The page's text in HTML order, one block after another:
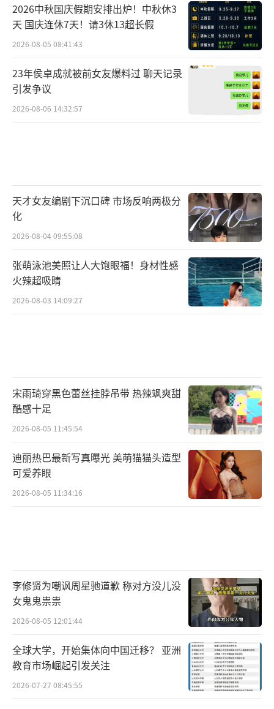
2026中秋国庆假期安排出炉！中秋休3
天 国庆连休7天！请3休13超长假
2026-08-05 08:41:43
23年侯卓成就被前女友爆料过 聊天记录
引发争议
2026-08-06 14:32:57
天才女友编剧下沉口碑 市场反响两极分
化
2026-08-04 09:55:08
张萌泳池美照让人大饱眼福！身材性感
火辣超吸睛
2026-08-03 14:09:27
宋雨琦穿黑色蕾丝挂脖吊带 热辣飒爽甜
酷感十足
2026-08-05 11:45:54
迪丽热巴最新写真曝光 美萌猫猫头造型
可爱养眼
2026-08-05 11:34:16
李修贤为嘲讽周星驰道歉 称对方没儿没
女鬼鬼祟祟
2026-08-05 12:01:44
全球大学，开始集体向中国迁移？ 亚洲
教育市场崛起引发关注
2026-07-27 08:45:55